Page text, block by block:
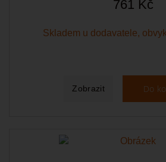
761 Kč
Skladem u dodavatele,
Zobrazit Do